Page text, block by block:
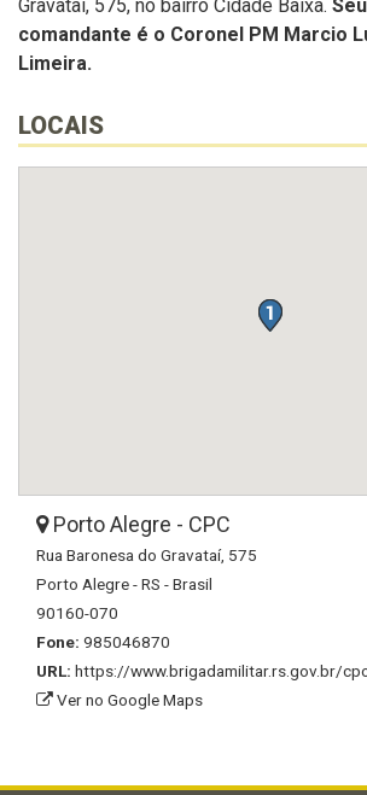
Gravataí, 575, no bairro Cidade Baixa.
comandante é o Coronel PM Marcio
Limeira.
LOCAIS
Porto Alegre - CPC
Rua Baronesa do Gravataí, 575
Porto Alegre - RS - Brasil
90160-070
Fone: 985046870
URL: https://www.brigadamilitar.rs.gov.br/
Ver no Google Maps